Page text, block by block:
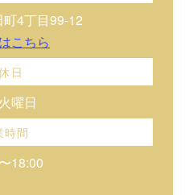
4丁目99-12
こちら
日
曜日
時間
18:00